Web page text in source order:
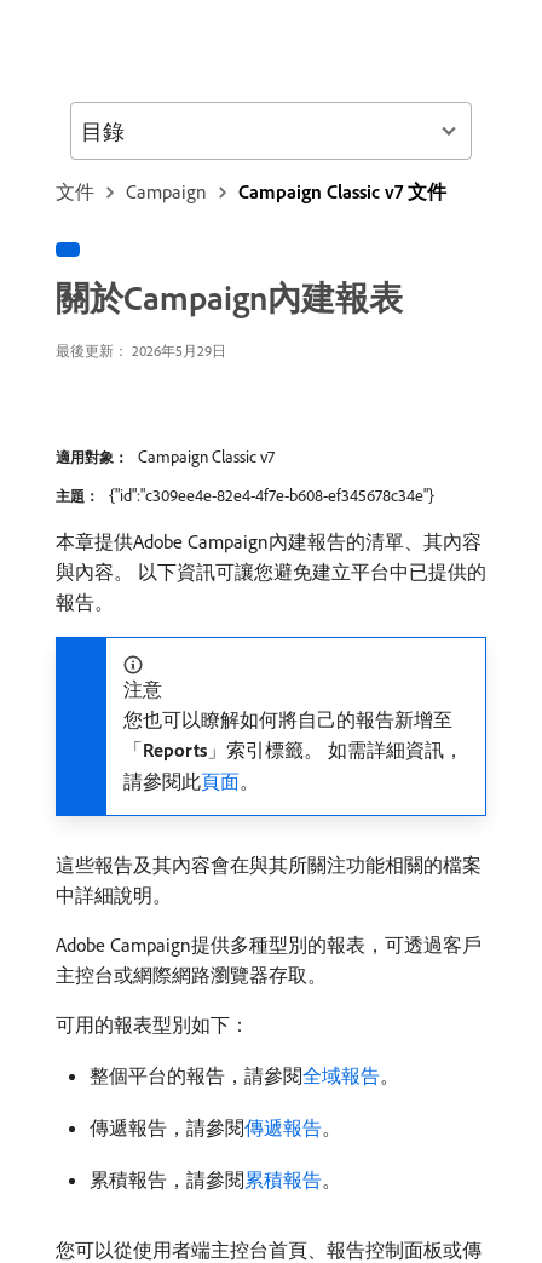
文件 Campaign Campaign Classic v7 文件
關於Campaign內建報表
最後更新： 2026年5月29日
適用對象： Campaign Classic v7
主題： {"id":"c309ee4e-82e4-4f7e-b608-ef345678c34e"}
本章提供Adobe Campaign內建報告的清單、其內容
與內容。 以下資訊可讓您避免建立平台中已提供的
報告。
注意
您也可以瞭解如何將自己的報告新增至
「Reports 」索引標籤。 如需詳細資訊，
請參閱此頁面。
這些報告及其內容會在與其所關注功能相關的檔案
中詳細說明。
Adobe Campaign提供多種型別的報表，可透過客戶
主控台或網際網路瀏覽器存取。
可用的報表型別如下：
整個平台的報告，請參閱全域報告。
傳遞報告，請參閱傳遞報告。
累積報告，請參閱累積報告。
您可以從使用者端主控台首頁、報告控制面板或傳
目錄